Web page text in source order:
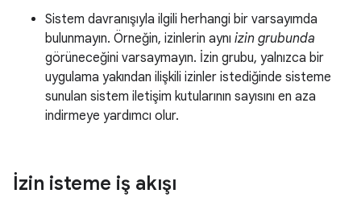
Sistem davranışıyla ilgili herhangi bir varsayımda
bulunmayın. Örneğin, izinlerin aynı izin grubunda
görüneceğini varsaymayın. İzin grubu, yalnızca bir
uygulama yakından ilişkili izinler istediğinde sisteme
sunulan sistem iletişim kutularının sayısını en aza
indirmeye yardımcı olur.
İzin isteme iş akışı